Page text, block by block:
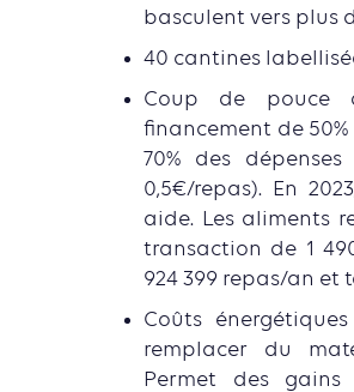
basculent vers plus
40 cantines
Coup de pouce
financement de
70% des
0,5€/repas). En
aide. Les aliments
transaction de 1
924 399 repas/an et
Coûts
remplacer du
Permet des gains